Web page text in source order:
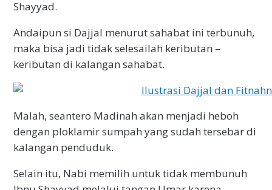
Shayyad.
Andaipun si Dajjal menurut sahabat ini terbunuh,
maka bisa jadi tidak selesailah keributan –
keributan di kalangan sahabat.
Malah, seantero Madinah akan menjadi heboh
dengan ploklamir sumpah yang sudah tersebar di
kalangan penduduk.
Selain itu, Nabi memilih untuk tidak membunuh